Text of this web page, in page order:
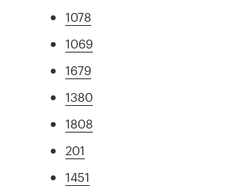
1078
1069
1679
1380
1808
201
1451